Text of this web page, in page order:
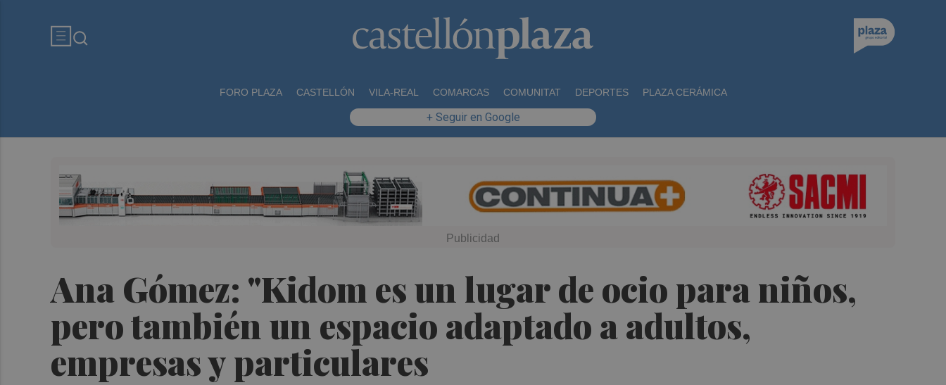
FORO PLAZA CASTELLÓN VILA-REAL COMARCAS COMUNITAT DEPORTES PLAZA CERÁMICA
+ Seguir en Google
Ana Gómez: "Kidom es un lugar de ocio para niños,
pero también un espacio adaptado a adultos,
empresas y particulares